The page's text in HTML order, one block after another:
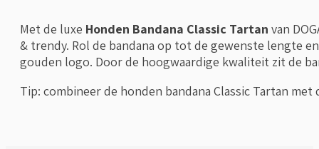
Met de luxe Honden Bandana Classic Tartan van
& trendy. Rol de bandana op tot de gewenste lengte
gouden logo. Door de hoogwaardige kwaliteit zit de
Tip: combineer de honden bandana Classic Tartan